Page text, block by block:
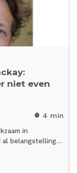
niet even
timer 4 min
in
al belangstelling…